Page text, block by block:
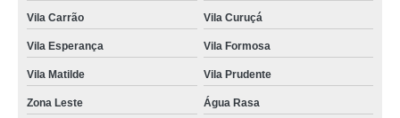
Vila Carrão Vila Curuçá
Vila Esperança Vila Formosa
Vila Matilde Vila Prudente
Zona Leste
Água Rasa